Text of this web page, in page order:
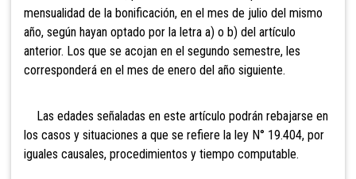
mensualidad de la bonificación, en el mes de julio del mismo
año, según hayan optado por la letra a) o b) del artículo
anterior. Los que se acojan en el segundo semestre, les
corresponderá en el mes de enero del año siguiente.
Las edades señaladas en este artículo podrán rebajarse en
los casos y situaciones a que se refiere la ley N° 19.404, por
iguales causales, procedimientos y tiempo computable.